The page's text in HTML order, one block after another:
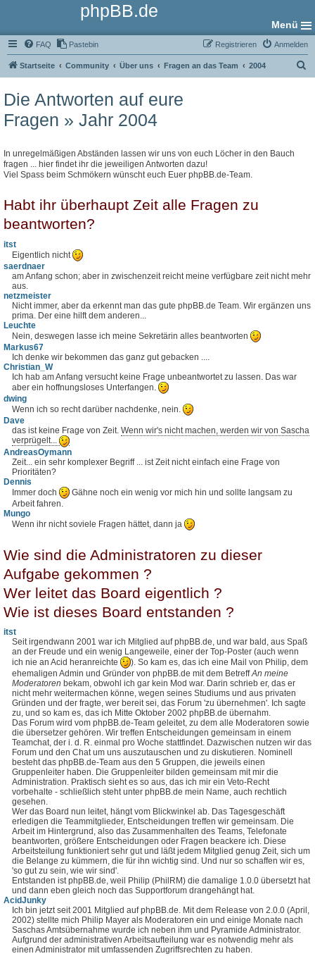
phpBB.de
Menü
FAQ Pastebin Anmelden
Registrieren
Startseite Community Über uns Fragen an das Team 2004
Die Antworten auf eure
Fragen » Jahr 2004
In unregelmäßigen Abständen lassen wir uns von euch Löcher in den Bauch
fragen ... hier findet ihr die jeweiligen Antworten dazu!
Viel Spass beim Schmökern wünscht euch Euer phpBB.de-Team.
Habt ihr überhaupt Zeit alle Fragen zu
beantworten?
itst
Eigentlich nicht
saerdnaer
am Anfang schon; aber in zwischenzeit reicht meine verfügbare zeit nicht mehr
aus.
netzmeister
Nicht immer, aber da erkennt man das gute phpBB.de Team. Wir ergänzen uns
prima. Der eine hilft dem anderen...
Leuchte
Nein, deswegen lasse ich meine Sekretärin alles beantworten
Markus67
Ich denke wir bekommen das ganz gut gebacken ....
Christian_W
Ich hab am Anfang versucht keine Frage unbeantwortet zu lassen. Das war
aber ein hoffnungsloses Unterfangen.
dwing
Wenn ich so recht darüber nachdenke, nein.
Dave
das ist keine Frage von Zeit. Wenn wir's nicht machen, werden wir von Sascha
verprügelt...
AndreasOymann
Zeit... ein sehr komplexer Begriff ... ist Zeit nicht einfach eine Frage von
Prioritäten?
Dennis
Immer doch
Gähne noch ein wenig vor mich hin und sollte langsam zu
Arbeit fahren.
Mungo
Wenn ihr nicht soviele Fragen hättet, dann ja
Wie sind die Administratoren zu dieser
Aufgabe gekommen ?
Wer leitet das Board eigentlich ?
Wie ist dieses Board entstanden ?
itst
Seit irgendwann 2001 war ich Mitglied auf phpBB.de, und war bald, aus Spaß
an der Freude und ein wenig Langeweile, einer der Top-Poster (auch wenn
ich nie an Acid heranreichte
). So kam es, das ich eine Mail von Philip, dem
ehemaligen Admin und Gründer von phpBB.de mit dem BetreffAn meine
Moderatoren bekam, obwohl ich gar kein Mod war. Darin schrieb er, das er
nicht mehr weitermachen könne, wegen seines Studiums und aus privaten
Gründen und der fragte, wer bereit sei, das Forum 'zu übernehmen'. Ich sagte
zu, und so kam es, das ich Mitte Oktober 2002 phpBB.de übernahm.
Das Forum wird vom phpBB.de-Team geleitet, zu dem alle Moderatoren sowie
die übersetzer gehören. Wir treffen Entscheidungen gemeinsam in einem
Teamchat, der i. d. R. einmal pro Woche stattfindet. Dazwischen nutzen wir das
Forum und den Chat um uns auszutauschen und zu diskutieren. Nominell
besteht das phpBB.de-Team aus den 5 Gruppen, die jeweils einen
Gruppenleiter haben. Die Gruppenleiter bilden gemeinsam mit mir die
Administration. Praktisch sieht es so aus, das ich mir ein Veto-Recht
vorbehalte - schließlich steht unter phpBB.de mein Name, auch rechtlich
gesehen.
Wer das Board nun leitet, hängt vom Blickwinkel ab. Das Tagesgeschäft
erledigen die Teammitglieder, Entscheidungen treffen wir gemeinsam. Die
Arbeit im Hintergrund, also das Zusammenhalten des Teams, Telefonate
beantworten, größere Entscheidungen oder Fragen beackere ich. Diese
Arbeitsteilung funktioniert sehr gut und läßt jedem Mitglied genug Zeit, sich um
die Belange zu kümmern, die für ihn wichtig sind. Und nur so schaffen wir es,
'so gut zu sein, wie wir sind'.
Entstanden ist phpBB.de, weil Philip (PhilRM) die damalige 1.0.0 übersetzt hat
und dann eben gleich noch das Supportforum drangehängt hat.
AcidJunky
Ich bin jetzt seit 2001 Mitglied auf phpBB.de. Mit dem Release von 2.0.0 (April,
2002) stellte mich Philip Mayer als Moderatoren ein und einige Monate nach
Saschas Amtsübernahme wurde ich neben ihm und Pyramide Administrator.
Aufgrund der administrativen Arbeitsaufteilung war es notwendig mehr als
einen Administrator mit umfassenden Zugriffsrechten zu haben.